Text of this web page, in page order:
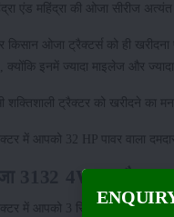
एंड महिंद्रा की ओजा सीरीज
किसान ओजा ट्रैक्टर्स को ही
क्योंकि इनमें ज्यादा माइलेज और
शक्तिशाली ट्रैक्टर को खरीदने का
में आपको 32 HP पावर वाला
3132 4WD ट्रैक्टर
में आपको 3 सिलेंडर वाला